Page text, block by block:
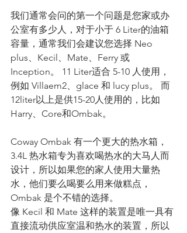
我们通常会问的第一个问题是您家或办
公室有多少人，对于小于 6 Liter的油箱
容量，通常我们会建议您选择 Neo
plus、Kecil、Mate、Ferry 或
Inception。 11 Liter适合 5-10 人使用，
例如 Villaem2、glace 和 lucy plus。 而
12liter以上是供15-20人使用的，比如
Harry、Core和Ombak。
Coway Ombak 有一个更大的热水箱，
3.4L 热水箱专为喜欢喝热水的大马人而
设计，所以如果您的家人使用大量热
水，他们要么喝要么用来做糕点，
Ombak 是个不错的选择。
像 Kecil 和 Mate 这样的装置是唯一具有
直接流动供应室温和热水的装置，所以